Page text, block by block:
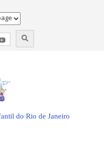
do Rio de Janeiro